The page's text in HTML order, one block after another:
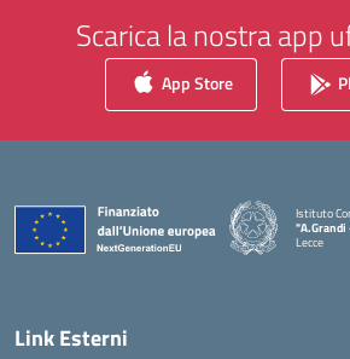
Scarica la nostra app
App Store
Istituto
"A.Grandi
Lecce
Link Esterni